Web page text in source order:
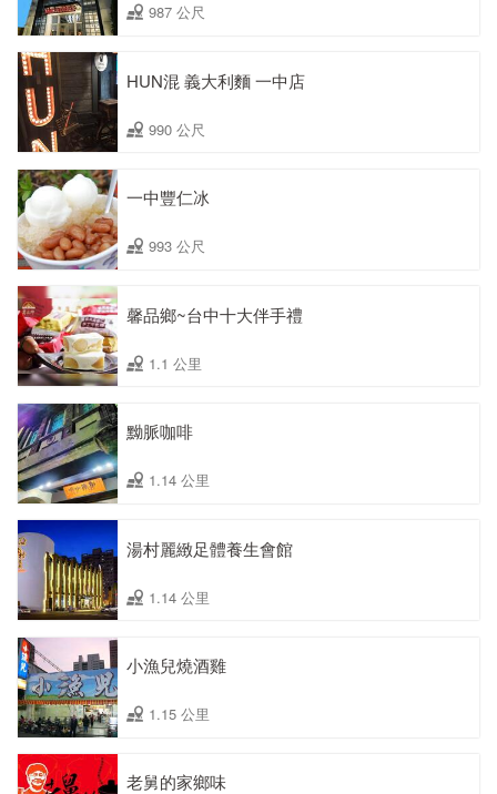
987 公尺
HUN混 義大利麵 一中店
990 公尺
一中豐仁冰
993 公尺
馨品鄉~台中十大伴手禮
1.1 公里
黝脈咖啡
1.14 公里
湯村麗緻足體養生會館
1.14 公里
小漁兒燒酒雞
1.15 公里
老舅的家鄉味